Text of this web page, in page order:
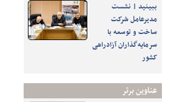
ببینید | نشست
مدیرعامل شرکت
ساخت و توسعه با
سرمایه‌گذاران آزادراهی
کشور
عناوین برتر